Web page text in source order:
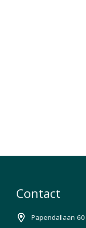
Contact
Papendallaan